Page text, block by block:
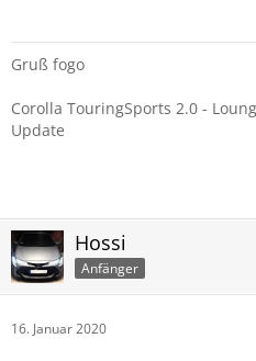
Gruß fogo
Corolla TouringSports 2.0 -
Update
Hossi
Anfänger
16. Januar 2020